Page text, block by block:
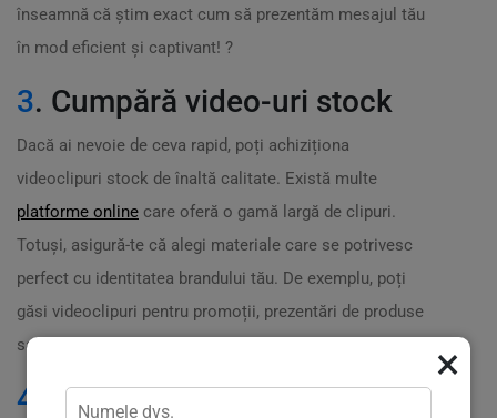
înseamnă că știm exact cum să prezentăm mesajul tău
în mod eficient și captivant! ?
3. Cumpără video-uri stock
Dacă ai nevoie de ceva rapid, poți achiziționa
videoclipuri stock de înaltă calitate. Există multe
platforme online care oferă o gamă largă de clipuri.
Totuși, asigură-te că alegi materiale care se potrivesc
perfect cu identitatea brandului tău. De exemplu, poți
găsi videoclipuri pentru promoții, prezentări de produse
sau chiar pentru postări pe rețelele sociale. ?
4 . Oferte pachete complete
×